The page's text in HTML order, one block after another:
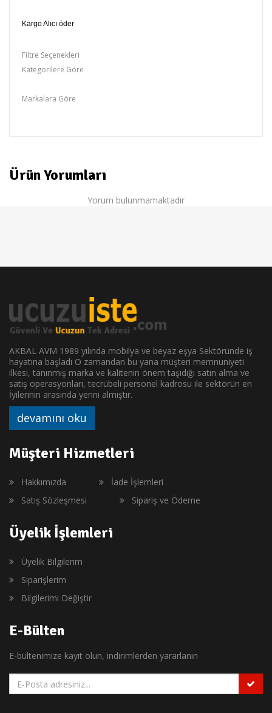
Kargo Alıcı öder
Filtre Seçenekleri
Kategorilere Göre
Markalara Göre
Ürün Yorumları
Yorum bulunmamaktadır
AKBAL AVM 1989 yılında mobilya ve beyaz eşya Sektöründe iş
hayatına başladı O zamandan bu yana müşteri memnuniyeti
ilkesi, tanınmış marka ve kalitenin önem taşıdığı satın alma ve
satış operasyonları, tecrübeli personel kadrosu ile sektörün en
İyilerinin arasında yerini almıştır.
devamını oku
Müşteri Hizmetleri
Hakkımızda
İade İşlemleri
Satış Sözleşmesi
Sipariş ve Ödeme
Üyelik İşlemleri
Üyelik Bilgilerim
Siparişlerim
Bilgilerimi Değiştir
E-Bülten
E-bültenimize kayıt olun, indirimlerden yararlanın